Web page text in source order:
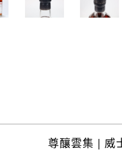
尊釀雲集 | 威